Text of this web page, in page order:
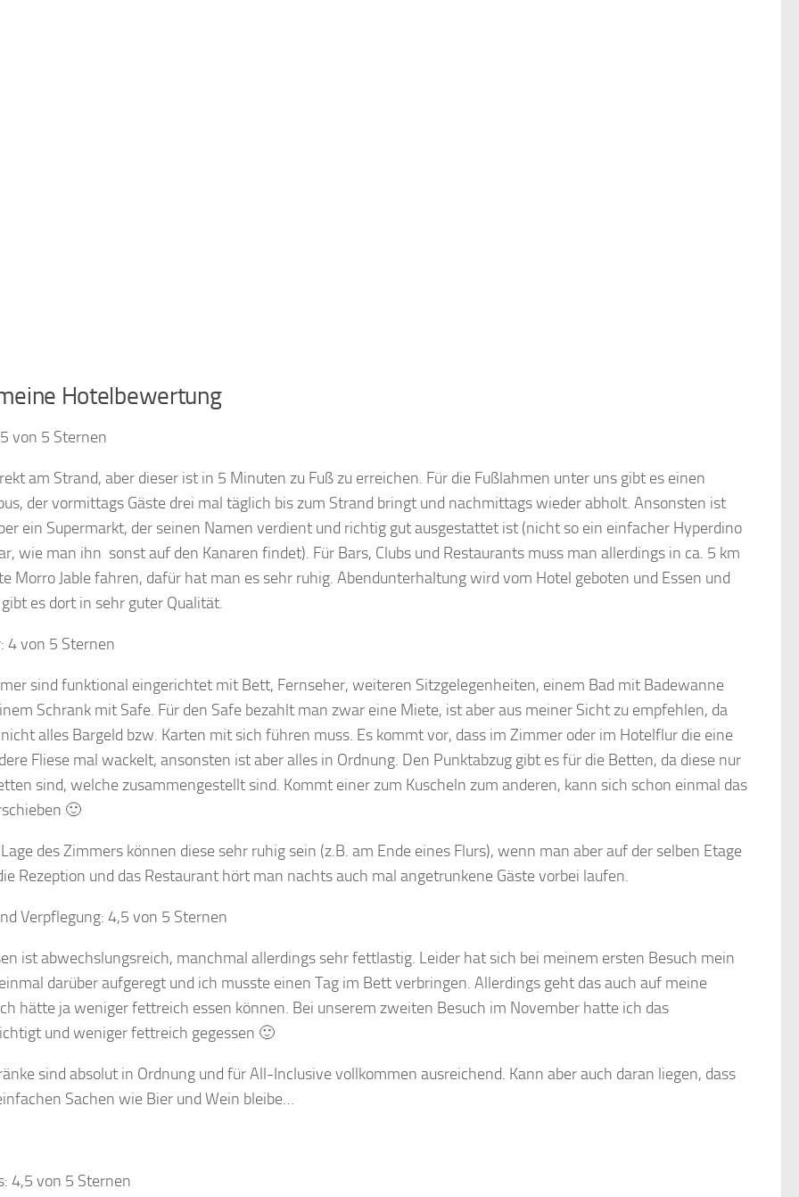
Hotelbewertung
von 5 Sternen
am Strand, aber dieser ist in 5 Minuten zu Fuß zu erreichen. Für die Fußlahmen unter uns gibt es einen
der vormittags Gäste drei mal täglich bis zum Strand bringt und nachmittags wieder abholt. Ansonsten ist
ein Supermarkt, der seinen Namen verdient und richtig gut ausgestattet ist (nicht so ein einfacher Hyperdino
wie man ihn sonst auf den Kanaren findet). Für Bars, Clubs und Restaurants muss man allerdings in ca. 5 km
Morro Jable fahren, dafür hat man es sehr ruhig. Abendunterhaltung wird vom Hotel geboten und Essen und
es dort in sehr guter Qualität.
4 von 5 Sternen
sind funktional eingerichtet mit Bett, Fernseher, weiteren Sitzgelegenheiten, einem Bad mit Badewanne
Schrank mit Safe. Für den Safe bezahlt man zwar eine Miete, ist aber aus meiner Sicht zu empfehlen, da
alles Bargeld bzw. Karten mit sich führen muss. Es kommt vor, dass im Zimmer oder im Hotelflur die eine
Fliese mal wackelt, ansonsten ist aber alles in Ordnung. Den Punktabzug gibt es für die Betten, da diese nur
sind, welche zusammengestellt sind. Kommt einer zum Kuscheln zum anderen, kann sich schon einmal das
🙂
Lage des Zimmers können diese sehr ruhig sein (z.B. am Ende eines Flurs), wenn man aber auf der selben Etage
Rezeption und das Restaurant hört man nachts auch mal angetrunkene Gäste vorbei laufen.
Verpflegung: 4,5 von 5 Sternen
ist abwechslungsreich, manchmal allerdings sehr fettlastig. Leider hat sich bei meinem ersten Besuch mein
darüber aufgeregt und ich musste einen Tag im Bett verbringen. Allerdings geht das auch auf meine
hätte ja weniger fettreich essen können. Bei unserem zweiten Besuch im November hatte ich das
und weniger fettreich gegessen 🙂
sind absolut in Ordnung und für All-Inclusive vollkommen ausreichend. Kann aber auch daran liegen, dass
Sachen wie Bier und Wein bleibe…
4,5 von 5 Sternen